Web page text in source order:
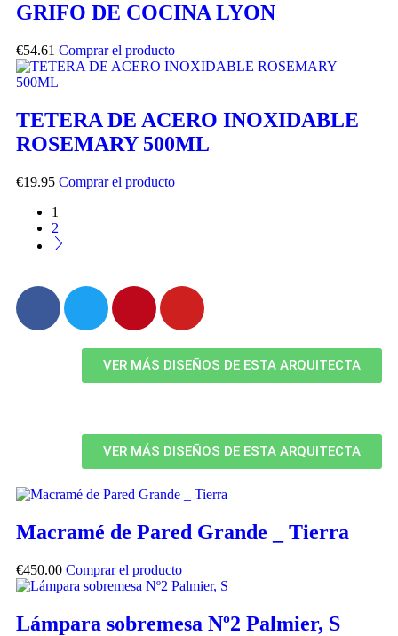
GRIFO DE COCINA LYON
€54.61 Comprar el producto
TETERA DE ACERO INOXIDABLE
ROSEMARY 500ML
€19.95 Comprar el producto
1
2
VER MÁS DISEÑOS DE ESTA ARQUITECTA
VER MÁS DISEÑOS DE ESTA ARQUITECTA
Macramé de Pared Grande _ Tierra
€450.00 Comprar el producto
Lámpara sobremesa Nº2 Palmier, S